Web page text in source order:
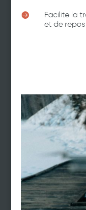

Facilite la
et de repos